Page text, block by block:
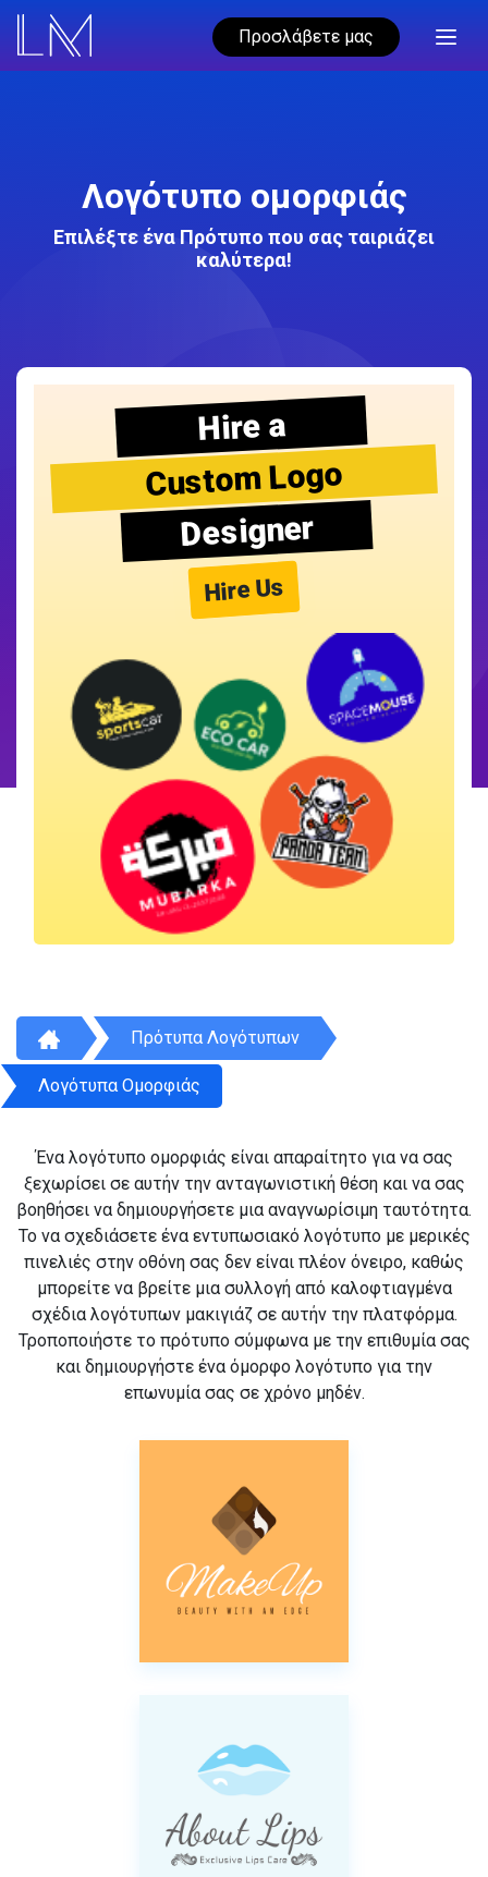
Προσλάβετε μας
Λογότυπο ομορφιάς
Επιλέξτε ένα Πρότυπο που σας ταιριάζει
καλύτερα!
Hire a
Custom Logo
Designer
Hire Us
Πρότυπα Λογότυπων
Λογότυπα Ομορφιάς
Ένα λογότυπο ομορφιάς είναι απαραίτητο για να σας
ξεχωρίσει σε αυτήν την ανταγωνιστική θέση και να σας
βοηθήσει να δημιουργήσετε μια αναγνωρίσιμη ταυτότητα.
Το να σχεδιάσετε ένα εντυπωσιακό λογότυπο με μερικές
πινελιές στην οθόνη σας δεν είναι πλέον όνειρο, καθώς
μπορείτε να βρείτε μια συλλογή από καλοφτιαγμένα
σχέδια λογότυπων μακιγιάζ σε αυτήν την πλατφόρμα.
Τροποποιήστε το πρότυπο σύμφωνα με την επιθυμία σας
και δημιουργήστε ένα όμορφο λογότυπο για την
επωνυμία σας σε χρόνο μηδέν.